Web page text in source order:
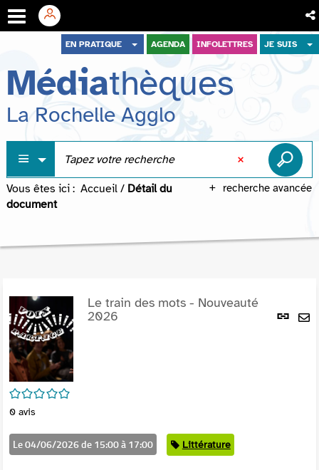
menu
contenu
recherche
EN PRATIQUE AGENDA INFOLETTRES JE SUIS
Médiathèques
La Rochelle Agglo
recherche avancée
Vous êtes ici : Accueil / Détail du
document
Lien
/5
0 avis
Le train des mots - Nouveauté
2026
Le 04/06/2026 de 15:00 à 17:00 Catégorie
Littérature